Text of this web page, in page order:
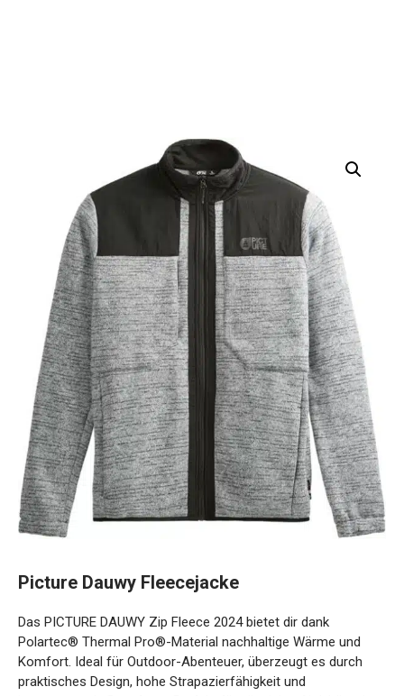
Polartec® Thermal Pro®-Material nachhaltige Wärme und
Komfort. Ideal für Outdoor-Abenteuer, überzeugt es durch
praktisches Design, hohe Strapazierfähigkeit und
hervorragende Passform. Perfekt für alle deine Aktivitäten!